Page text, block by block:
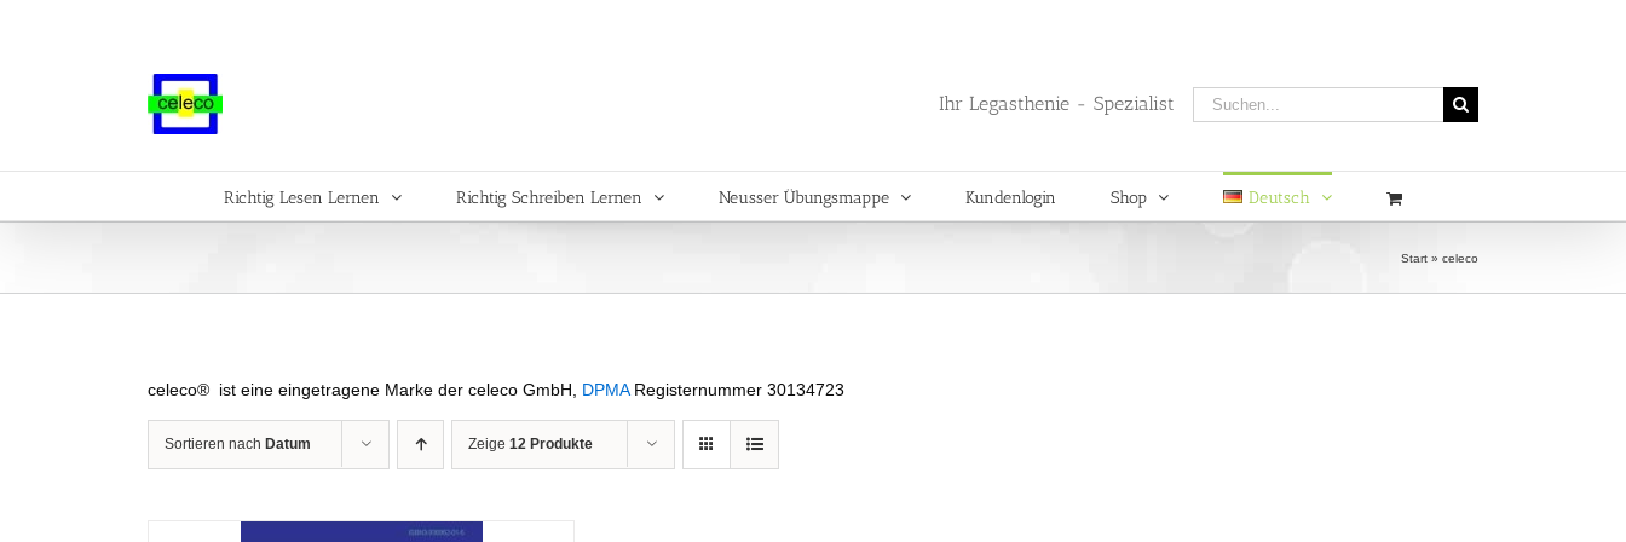
Ihr Legasthenie - Spezialist
Suche
nach:
Richtig Lesen Lernen Richtig Schreiben Lernen Neusser Übungsmappe Kundenlogin Shop Deutsch
Start » celeco
celeco® ist eine eingetragene Marke der celeco GmbH, DPMARegisternummer 30134723
Sortieren nach Datum Zeige 12 Produkte